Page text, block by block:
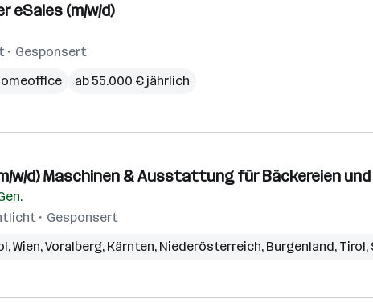
eSales (m/w/d)
Gesponsert
ab 55.000 € jährlich
w/d) Maschinen & Ausstattung für Bäckereien
Gesponsert
,Wien,Voralberg, Kärnten, Niederösterreich, Burgenland, Tirol,